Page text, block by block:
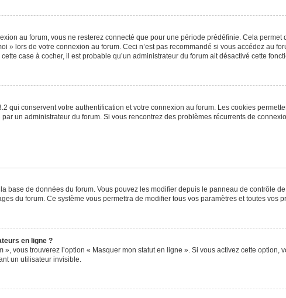
au forum, vous ne resterez connecté que pour une période prédéfinie. Cela permet
» lors de votre connexion au forum. Ceci n’est pas recommandé si vous accédez au
case à cocher, il est probable qu’un administrateur du forum ait désactivé cette
qui conservent votre authentification et votre connexion au forum. Les cookies
un administrateur du forum. Si vous rencontrez des problèmes récurrents de
base de données du forum. Vous pouvez les modifier depuis le panneau de contrôle
du forum. Ce système vous permettra de modifier tous vos paramètres et toutes vos
en ligne ?
vous trouverez l’option « Masquer mon statut en ligne ». Si vous activez cette
un utilisateur invisible.